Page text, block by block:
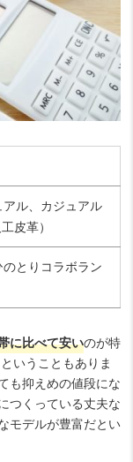
ル、カジュアル
皮革）
とりコラボラン
に比べて安いのが特
いうこともありま
も抑えめの値段にな
つくっている丈夫な
モデルが豊富だとい